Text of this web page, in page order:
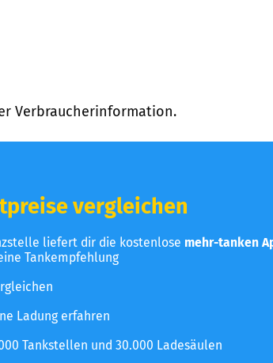
Verbraucherinformation.
vergleichen
liefert dir die kostenlose mehr-tanken
Tankempfehlung
Ladung erfahren
Tankstellen und 30.000 Ladesäulen